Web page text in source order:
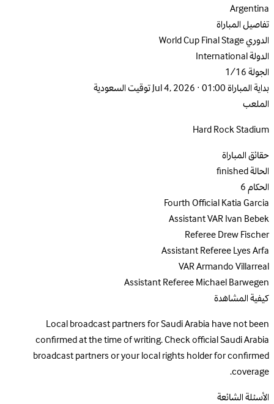
Argentina
تفاصيل المباراة
الدوريWorld Cup Final Stage
الدولةInternational
الجولة1/16
بداية المباراةJul 4, 2026 · 01:00 توقيت السعودية
الملعب
Hard Rock Stadium
حقائق المباراة
الحالةfinished
الحكام6
Fourth OfficialKatia Garcia
Assistant VARIvan Bebek
RefereeDrew Fischer
Assistant RefereeLyes Arfa
VARArmando Villarreal
Assistant RefereeMichael Barwegen
كيفية المشاهدة
Local broadcast partners for Saudi Arabia have not been
confirmed at the time of writing. Check official Saudi Arabia
broadcast partners or your local rights holder for confirmed
coverage.
الأسئلة الشائعة